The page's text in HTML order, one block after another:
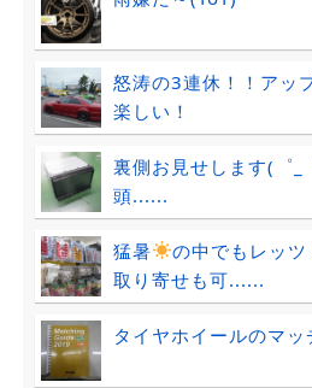
怒涛の3連休！！アッ
楽しい！
裏側お見せします(゜_
頭......
猛暑
の中でもレッ
取り寄せも可......
タイヤホイールのマッ